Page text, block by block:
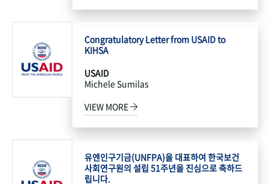
Congratulatory Letter from USAID to
KIHSA
USAID
Michele Sumilas
VIEW MORE
유엔인구기금(UNFPA)을 대표하여 한국보건
사회연구원의 설립 51주년을 진심으로 축하드
립니다.